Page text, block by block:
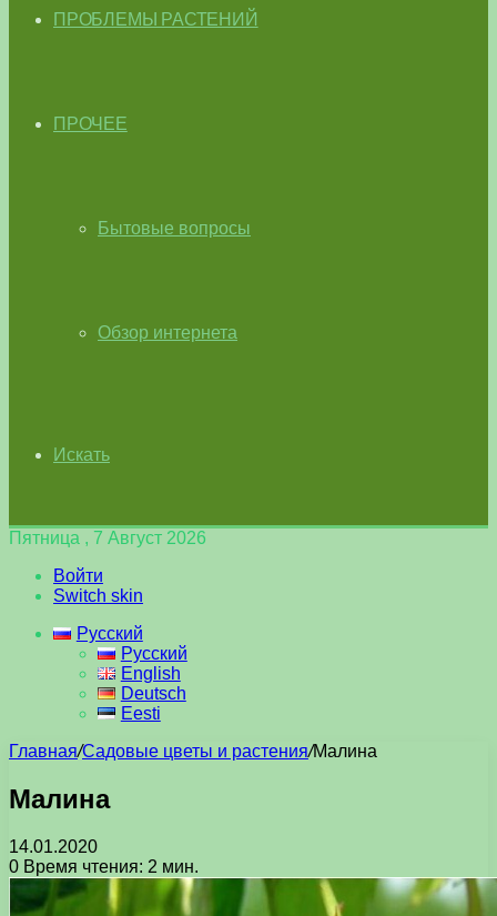
ПРОБЛЕМЫ РАСТЕНИЙ
ПРОЧЕЕ
Бытовые вопросы
Обзор интернета
Искать
Пятница , 7 Август 2026
Войти
Switch skin
Русский
Русский
English
Deutsch
Eesti
Главная/Садовые цветы и растения/Малина
Малина
14.01.2020
0 Время чтения: 2 мин.